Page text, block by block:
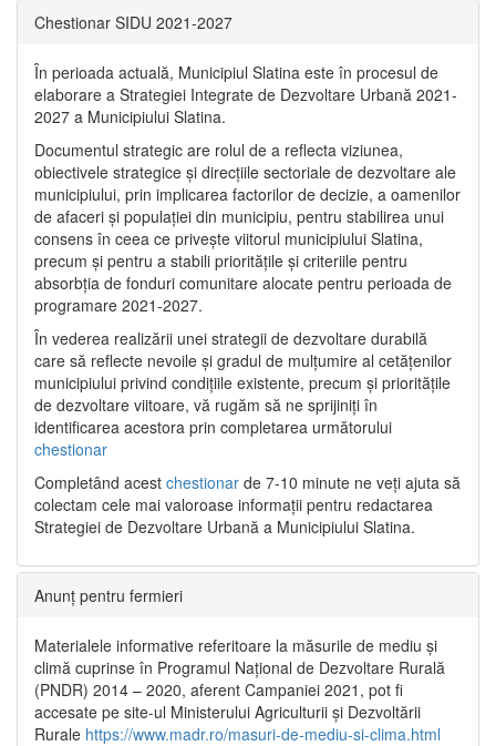
Chestionar SIDU 2021-2027
În perioada actuală, Municipiul Slatina este în procesul de
elaborare a Strategiei Integrate de Dezvoltare Urbană 2021‐
2027 a Municipiului Slatina.
Documentul strategic are rolul de a reflecta viziunea,
obiectivele strategice și direcțiile sectoriale de dezvoltare ale
municipiului, prin implicarea factorilor de decizie, a oamenilor
de afaceri și populației din municipiu, pentru stabilirea unui
consens în ceea ce privește viitorul municipiului Slatina,
precum și pentru a stabili prioritățile și criteriile pentru
absorbția de fonduri comunitare alocate pentru perioada de
programare 2021-2027.
În vederea realizării unei strategii de dezvoltare durabilă
care să reflecte nevoile și gradul de mulțumire al cetățenilor
municipiului privind condițiile existente, precum și prioritățile
de dezvoltare viitoare, vă rugăm să ne sprijiniți în
identificarea acestora prin completarea următorului
chestionar
Completând acest chestionar de 7-10 minute ne veți ajuta să
colectam cele mai valoroase informații pentru redactarea
Strategiei de Dezvoltare Urbană a Municipiului Slatina.
Anunț pentru fermieri
Materialele informative referitoare la măsurile de mediu și
climă cuprinse în Programul Național de Dezvoltare Rurală
(PNDR) 2014 – 2020, aferent Campaniei 2021, pot fi
accesate pe site-ul Ministerului Agriculturii și Dezvoltării
Rurale https://www.madr.ro/masuri-de-mediu-si-clima.html